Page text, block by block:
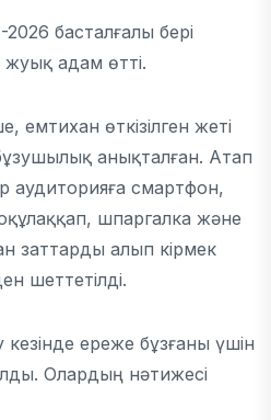
басталғалы бері
жуық адам өтті.
емтихан өткізілген жеті
анықталған. Атап
аудиторияға смартфон,
шпаргалка және
заттарды алып кірмек
шеттетілді.
кезінде ереже бұзғаны үшін
Олардың нәтижесі